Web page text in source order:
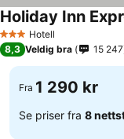
3 StjernerHotell
Holiday Inn
8,3 Veldig bra 15 247
Fra 1 290 kr
Se priser fra 8